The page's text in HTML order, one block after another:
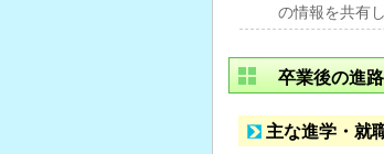
の情報を共有
卒業後の進路
主な進学・就